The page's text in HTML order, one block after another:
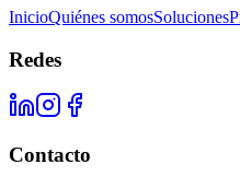
InicioQuiénes somosSoluciones
Redes
Contacto